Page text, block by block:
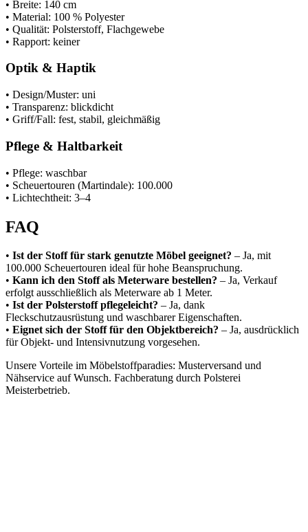
• Breite: 140 cm
• Material: 100 % Polyester
• Qualität: Polsterstoff, Flachgewebe
• Rapport: keiner
Optik & Haptik
• Design/Muster: uni
• Transparenz: blickdicht
• Griff/Fall: fest, stabil, gleichmäßig
Pflege & Haltbarkeit
• Pflege: waschbar
• Scheuertouren (Martindale): 100.000
• Lichtechtheit: 3–4
FAQ
• Ist der Stoff für stark genutzte Möbel geeignet? – Ja, mit
100.000 Scheuertouren ideal für hohe Beanspruchung.
• Kann ich den Stoff als Meterware bestellen? – Ja, Verkauf
erfolgt ausschließlich als Meterware ab 1 Meter.
• Ist der Polsterstoff pflegeleicht? – Ja, dank
Fleckschutzausrüstung und waschbarer Eigenschaften.
• Eignet sich der Stoff für den Objektbereich? – Ja, ausdrücklich
für Objekt- und Intensivnutzung vorgesehen.
Unsere Vorteile im Möbelstoffparadies: Musterversand und
Nähservice auf Wunsch. Fachberatung durch Polsterei
Meisterbetrieb.